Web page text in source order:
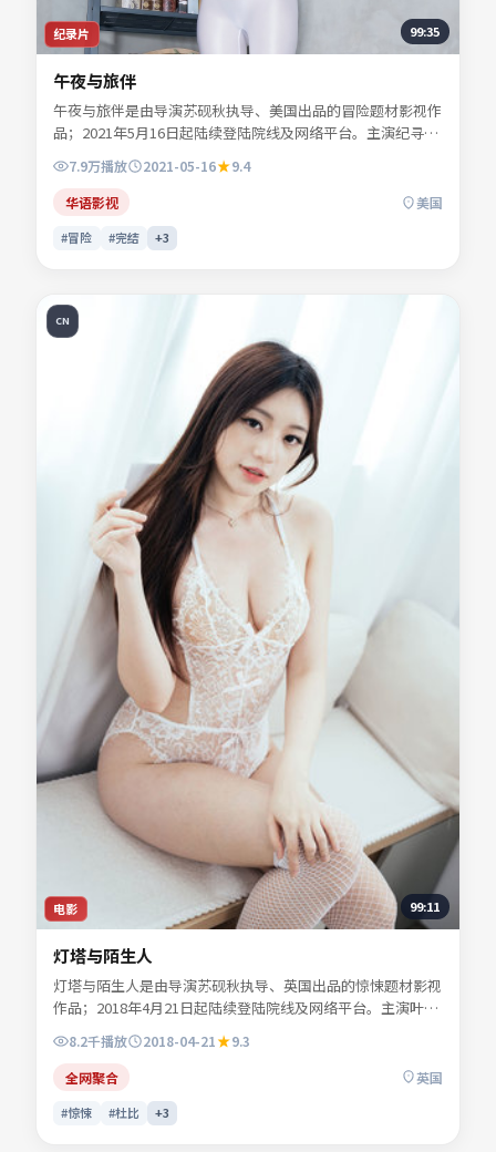
纪录片 99:35
午夜与旅伴
午夜与旅伴是由导演苏砚秋执导、美国出品的冒险题材影视作
品；2021年5月16日起陆续登陆院线及网络平台。主演纪寻
舟、宋慕青、白清让、景行止等共同诠释一段充满转折的人物
命运。影片关注人与人之间微弱的信任与误会，镜头贴近生活
肌理。适合检索「冒险电影」「美国影片」「2021年上映」
等关键词的观众收藏。
7.9万播放 2021-05-16
9.4
华语影视
美国
#冒险 #完结 +3
电影
CN
99:11
灯塔与陌生人
灯塔与陌生人是由导演苏砚秋执导、英国出品的惊悚题材影视
作品；2018年4月21日起陆续登陆院线及网络平台。主演叶声
遥、顾西洲、易南乔等共同诠释一段充满转折的人物命运。色
彩与配乐共同烘托年代氛围，细节经得起反复推敲。可在本站
免费高清在线观看完整剧情与主创访谈摘要。
8.2千播放 2018-04-21
9.3
全网聚合
英国
#惊悚 #杜比 +3